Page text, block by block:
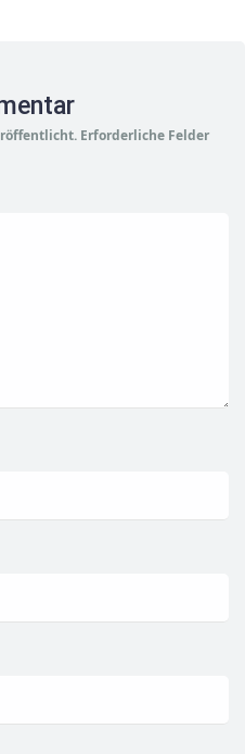
Erforderliche Felder